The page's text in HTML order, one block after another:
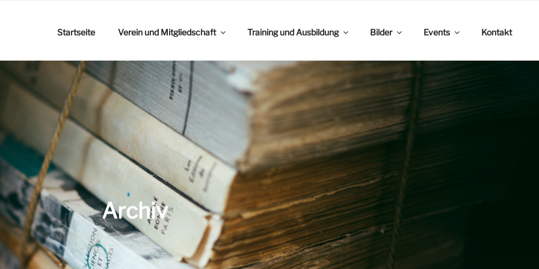
Archiv
Startseite Verein und Mitgliedschaft Training und Ausbildung Bilder Events Kontakt